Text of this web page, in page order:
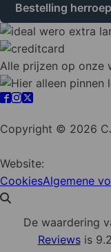
Bestelling
Alle prijzen op onze
Copyright © 2026
Website:
CookiesAlgemene
De waardering
Reviewsis